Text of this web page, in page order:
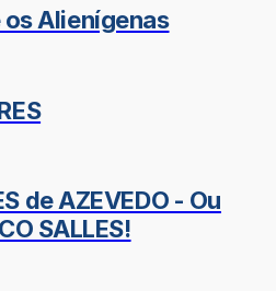
os Alienígenas
de AZEVEDO - Ou
SALLES!